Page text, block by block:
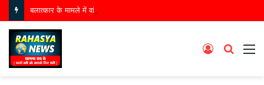
बलात्कार के मामले में वांछित आरोपी गिरफ्तार, बृजमनगंज पुलिस की कार्रवाई
Search
Log